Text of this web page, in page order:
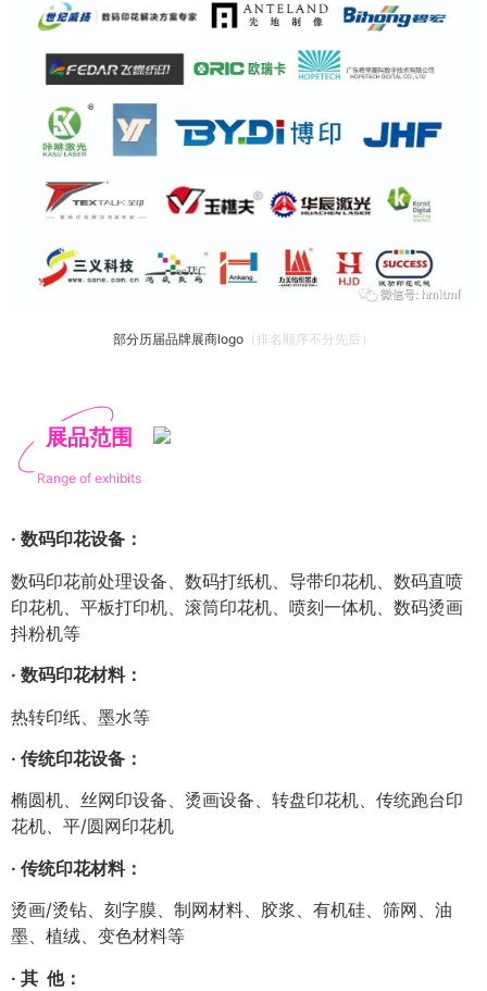
部分历届品牌展商logo （排名顺序不分先后）
展品范围
Range of exhibits
· 数码印花设备：
数码印花前处理设备、数码打纸机、导带印花机、数码直喷
印花机、平板打印机、滚筒印花机、喷刻一体机、数码烫画
抖粉机等
· 数码印花材料：
热转印纸、墨水等
· 传统印花设备：
椭圆机、丝网印设备、烫画设备、转盘印花机、传统跑台印
花机、平/圆网印花机
· 传统印花材料：
烫画/烫钻、刻字膜、制网材料、胶浆、有机硅、筛网、油
墨、植绒、变色材料等
· 其 他：